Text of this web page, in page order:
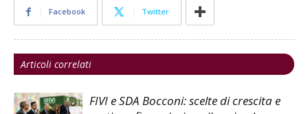
Facebook Twitter
Articoli correlati
FIVI e SDA Bocconi: scelte di crescita e